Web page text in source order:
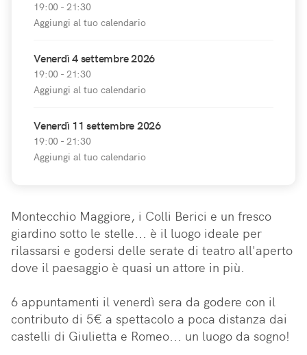
19:00 - 21:30
Aggiungi al tuo calendario
Venerdì 4 settembre 2026
19:00 - 21:30
Aggiungi al tuo calendario
Venerdì 11 settembre 2026
19:00 - 21:30
Aggiungi al tuo calendario
Montecchio Maggiore, i Colli Berici e un fresco
giardino sotto le stelle... è il luogo ideale per
rilassarsi e godersi delle serate di teatro all'aperto
dove il paesaggio è quasi un attore in più.
6 appuntamenti il venerdì sera da godere con il
contributo di 5€ a spettacolo a poca distanza dai
castelli di Giulietta e Romeo... un luogo da sogno!